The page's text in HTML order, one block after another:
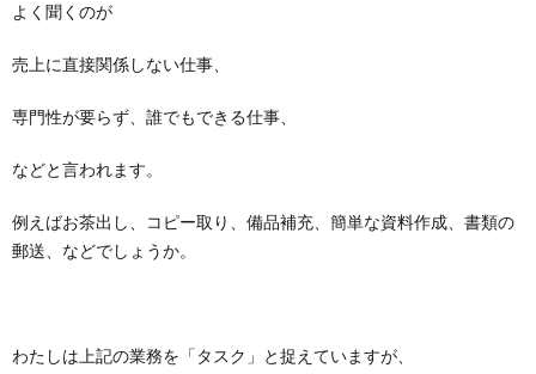
よく聞くのが
売上に直接関係しない仕事、
専門性が要らず、誰でもできる仕事、
などと言われます。
例えばお茶出し、コピー取り、備品補充、簡単な資料作成、書類の
郵送、などでしょうか。
わたしは上記の業務を「タスク」と捉えていますが、